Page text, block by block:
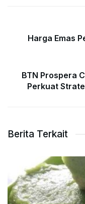
Harga Emas
BTN Prospera
Perkuat
Berita Terkait